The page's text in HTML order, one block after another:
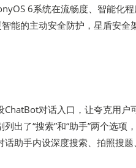
6系统在流畅度、智能化
能的主动安全防护，星盾安全
对话入口，让夸克用户
出了“搜索”和“助手”两个选项
助手内设深度搜索、拍照搜